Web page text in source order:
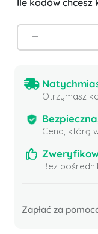
Ile kodów chcesz
Otrzymasz
Cena, którą
Bez
Zapłać za